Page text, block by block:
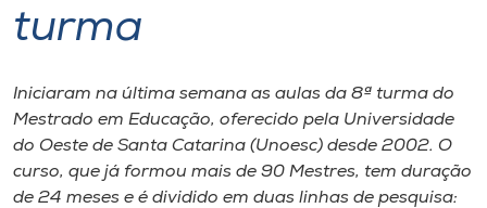
Atendimento ao Estudante
Portal de Ensino
A
Unoesc
turma
Iniciaram na última semana as aulas da 8ª turma do
Mestrado em Educação, oferecido pela Universidade
do Oeste de Santa Catarina (Unoesc) desde 2002. O
curso, que já formou mais de 90 Mestres, tem duração
de 24 meses e é dividido em duas linhas de pesquisa: